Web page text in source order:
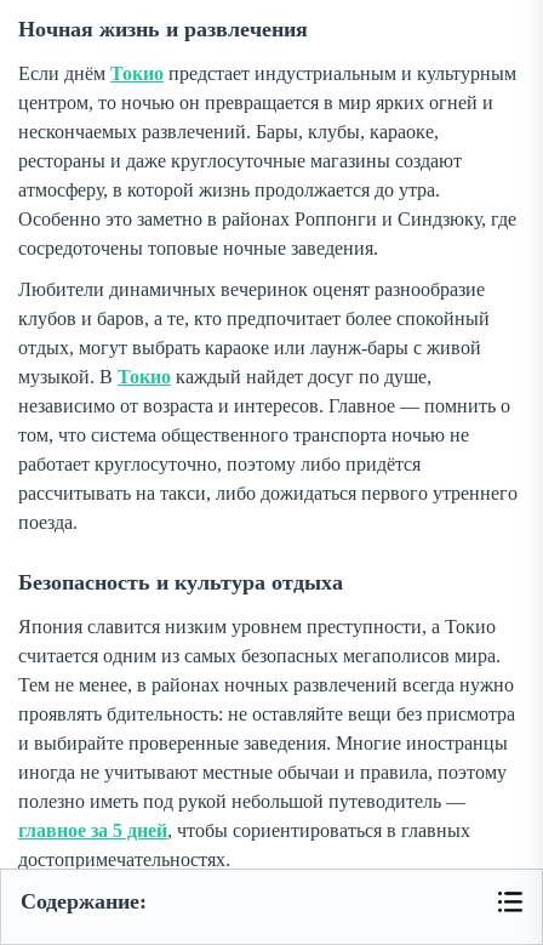
Содержание:
Ночная жизнь и развлечения
Если днём Токио предстает индустриальным и культурным
центром, то ночью он превращается в мир ярких огней и
нескончаемых развлечений. Бары, клубы, караоке,
рестораны и даже круглосуточные магазины создают
атмосферу, в которой жизнь продолжается до утра.
Особенно это заметно в районах Роппонги и Синдзюку, где
сосредоточены топовые ночные заведения.
Любители динамичных вечеринок оценят разнообразие
клубов и баров, а те, кто предпочитает более спокойный
отдых, могут выбрать караоке или лаунж-бары с живой
музыкой. В Токио каждый найдет досуг по душе,
независимо от возраста и интересов. Главное — помнить о
том, что система общественного транспорта ночью не
работает круглосуточно, поэтому либо придётся
рассчитывать на такси, либо дожидаться первого утреннего
поезда.
Безопасность и культура отдыха
Япония славится низким уровнем преступности, а Токио
считается одним из самых безопасных мегаполисов мира.
Тем не менее, в районах ночных развлечений всегда нужно
проявлять бдительность: не оставляйте вещи без присмотра
и выбирайте проверенные заведения. Многие иностранцы
иногда не учитывают местные обычаи и правила, поэтому
полезно иметь под рукой небольшой путеводитель —
главное за 5 дней, чтобы сориентироваться в главных
достопримечательностях.
Если вы планируете ночной выход с друзьями или